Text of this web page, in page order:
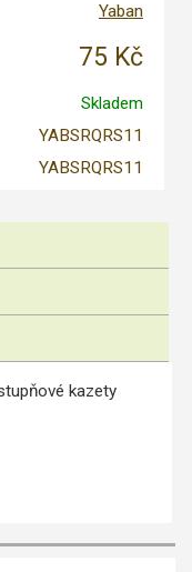
Yaban
75 Kč
Skladem
YABSRQRS11
YABSRQRS11
kazety